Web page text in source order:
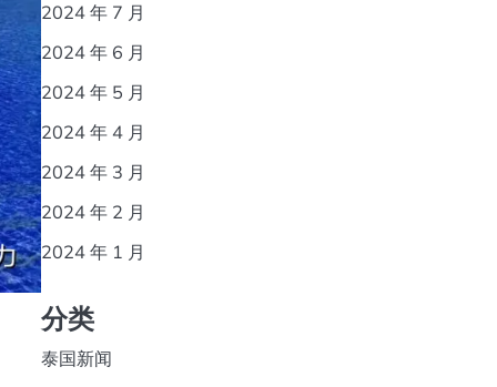
2024 年 7 月
2024 年 6 月
2024 年 5 月
2024 年 4 月
2024 年 3 月
2024 年 2 月
2024 年 1 月
分类
泰国新闻